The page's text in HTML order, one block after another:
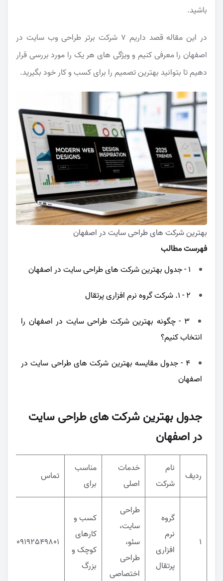
باشید.
در این مقاله قصد داریم 7 شرکت برتر طراحی وب سایت در
اصفهان را معرفی کنیم و ویژگی های هر یک را مورد بررسی قرار
دهیم تا بتوانید بهترین تصمیم را برای کسب و کار خود بگیرید.
بهترین شرکت های طراحی سایت در اصفهان
فهرست مطالب
1 - جدول بهترین شرکت های طراحی سایت در اصفهان
2 - 1. شرکت گروه نرم افزاری پرتقال
3 - چگونه بهترین شرکت طراحی سایت در اصفهان را
انتخاب کنیم؟
4 - جدول مقایسه بهترین شرکت های طراحی سایت در
اصفهان
جدول بهترین شرکت های طراحی سایت
در اصفهان
ردیف
نام
شرکت
خدمات
اصلی
مناسب
برای
تماس
1
گروه
نرم
افزاری
پرتقال
طراحی
سایت،
سئو،
طراحی
اختصاصی
کسب و
کارهای
کوچک و
بزرگ
09192549801